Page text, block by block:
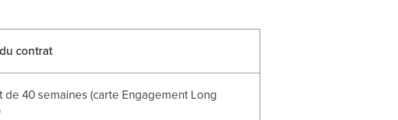
contrat
de 40 semaines (carte Engagement Long